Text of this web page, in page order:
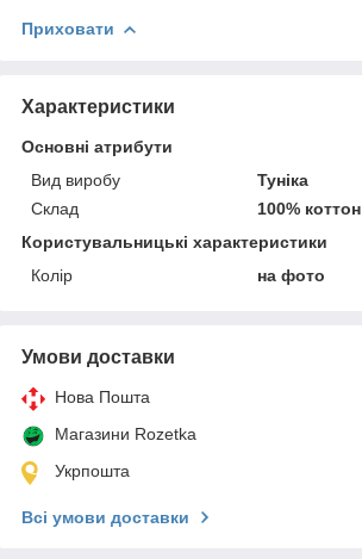
Приховати
Характеристики
Основні атрибути
Вид виробу
Туніка
Склад
100% коттон
Користувальницькі характеристики
Колір
на фото
Умови доставки
Нова Пошта
Магазини Rozetka
Укрпошта
Всі умови доставки